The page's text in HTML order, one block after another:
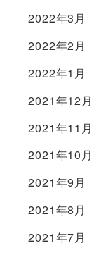
2022年3月
2022年2月
2022年1月
2021年12月
2021年11月
2021年10月
2021年9月
2021年8月
2021年7月